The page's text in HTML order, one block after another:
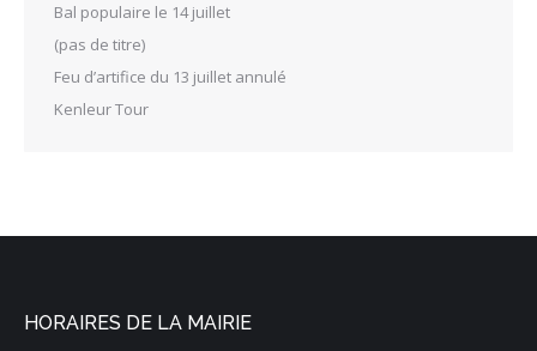
Bal populaire le 14 juillet
(pas de titre)
Feu d’artifice du 13 juillet annulé
Kenleur Tour
HORAIRES DE LA MAIRIE